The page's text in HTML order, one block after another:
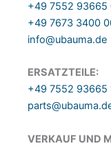
+49 7552 93665
+49 7673 3400
info@ubauma.de
ERSATZTEILE:
+49 7552 93665
VERKAUF UND